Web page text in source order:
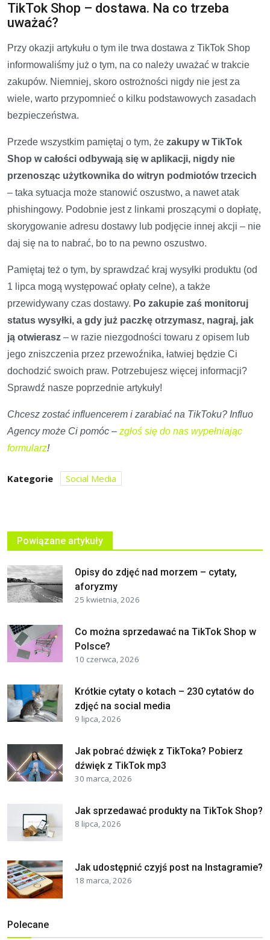
TikTok Shop – dostawa. Na co trzeba
uważać?
Przy okazji artykułu o tym ile trwa dostawa z TikTok Shop
informowaliśmy już o tym, na co należy uważać w trakcie
zakupów. Niemniej, skoro ostrożności nigdy nie jest za
wiele, warto przypomnieć o kilku podstawowych zasadach
bezpieczeństwa.
Przede wszystkim pamiętaj o tym, że zakupy w TikTok
Shop w całości odbywają się w aplikacji, nigdy nie
przenosząc użytkownika do witryn podmiotów trzecich
– taka sytuacja może stanowić oszustwo, a nawet atak
phishingowy. Podobnie jest z linkami proszącymi o dopłatę,
skorygowanie adresu dostawy lub podjęcie innej akcji – nie
daj się na to nabrać, bo to na pewno oszustwo.
Pamiętaj też o tym, by sprawdzać kraj wysyłki produktu (od
1 lipca mogą występować opłaty celne), a także
przewidywany czas dostawy. Po zakupie zaś monitoruj
status wysyłki, a gdy już paczkę otrzymasz, nagraj, jak
ją otwierasz – w razie niezgodności towaru z opisem lub
jego zniszczenia przez przewoźnika, łatwiej będzie Ci
dochodzić swoich praw. Potrzebujesz więcej informacji?
Sprawdź nasze poprzednie artykuły!
Chcesz zostać influencerem i zarabiać na TikToku? Influo
Agency może Ci pomóc – zgłoś się do nas wypełniając
formularz!
Kategorie Social Media
Powiązane artykuły
Opisy do zdjęć nad morzem – cytaty,
aforyzmy
25 kwietnia, 2026
Co można sprzedawać na TikTok Shop w
Polsce?
10 czerwca, 2026
Krótkie cytaty o kotach – 230 cytatów do
zdjęć na social media
9 lipca, 2026
Jak pobrać dźwięk z TikToka? Pobierz
dźwięk z TikTok mp3
30 marca, 2026
Jak sprzedawać produkty na TikTok Shop?
8 lipca, 2026
Jak udostępnić czyjś post na Instagramie?
18 marca, 2026
Polecane